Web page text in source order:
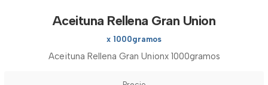
Aceituna Rellena Gran Union
x 1000gramos
Aceituna Rellena Gran Unionx 1000gramos